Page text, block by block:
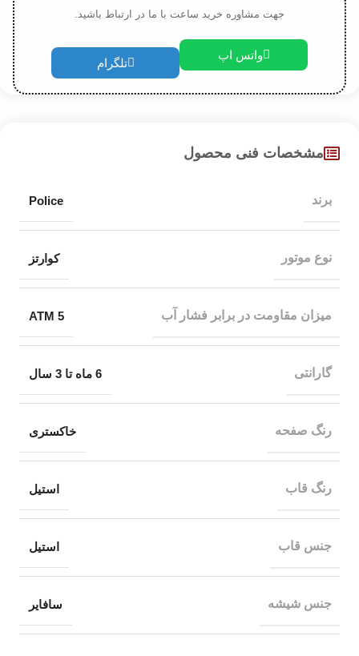
جهت مشاوره خرید ساعت با ما در ارتباط باشید.
واتس اپ
تلگرام
مشخصات فنی محصول
برند Police
نوع موتور کوارتز
میزان مقاومت در برابر فشار آب 5 ATM
گارانتی 6 ماه تا 3 سال
رنگ صفحه خاکستری
رنگ قاب استیل
جنس قاب استیل
جنس شیشه سافایر